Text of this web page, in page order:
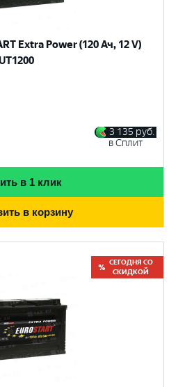
Extra Power (120 Ач, 12 V)
3 135 руб.
в Сплит
в 1 клик
в корзину
СЕГОДНЯ СО
СКИДКОЙ